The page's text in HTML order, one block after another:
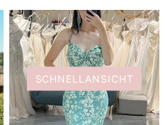
SCHNELLANSICHT